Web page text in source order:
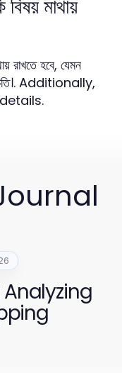
বিষয় মাথায়
রাখতে হবে, যেমন
Additionally,